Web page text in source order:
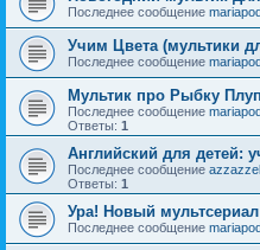
Последнее сообщение
Учим Цвета (мультики
Последнее сообщение
Мультик про Рыбку
Последнее сообщение
Ответы: 1
Английский для детей:
Последнее сообщение
Ответы: 1
Ура! Новый
Последнее сообщение